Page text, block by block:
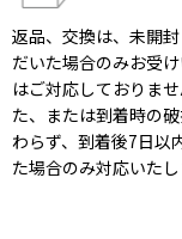
返品、交換は、未開
だいた場合のみお受
はご対応しておりま
た、または到着時の
わらず、到着後7日以
た場合のみ対応いたし